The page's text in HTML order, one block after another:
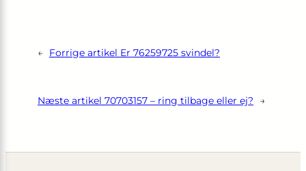
← Forrige artikel Er 76259725 svindel?
Næste artikel 70703157 – ring tilbage eller ej? →